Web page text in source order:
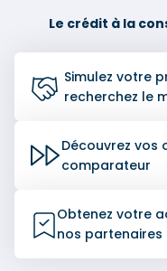
Le crédit à la
Simulez votre
recherchez le
Découvrez vos
comparateur
Obtenez votre
nos partenaires